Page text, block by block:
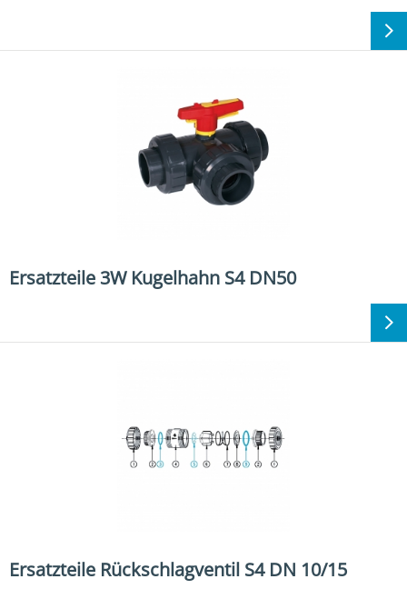
Ersatzteile 3W Kugelhahn S4 DN50
Ersatzteile Rückschlagventil S4 DN 10/15